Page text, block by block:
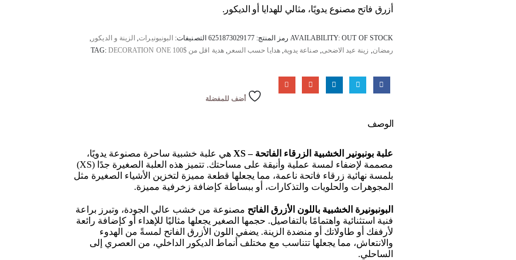
أزرق فاتح مصنوع يدويًا، مثالي للهدايا أو الديكور.
AVAILABILITY:OUT OF STOCK رمز المنتج:6251873029177 التصنيفات: البونبونيرات, الزينة و الديكور ,
رمضان, زينة عيد الاضحى,صناعة يدوية,هدايا حسب السعر,هدية اقل من $100 TAG: DECORATION ONE
أضف للمفضلة
الوصف
علبة بونبونير الخشبية الزرقاء الفاتحة – XS
هي علبة خشبية ساحرة مصنوعة يدويًا،
مصممة لإضفاء لمسة عملية وأنيقة على مساحتك. تتميز هذه العلبة الصغيرة جدًا (XS)
بلمسة نهائية زرقاء فاتحة ناعمة، مما يجعلها قطعة مميزة لتخزين الأشياء الصغيرة مثل
المجوهرات والحلويات والتذكارات، أو ببساطة كإضافة زخرفية مميزة.
البونبونيرة الخشبية باللون الأزرق الفاتح مصنوعة من خشب عالي الجودة، وتبرز براعة
فنية استثنائية واهتمامًا بالتفاصيل. حجمها الصغير يجعلها مثاليًا للإهداء أو كإضافة رائعة
لأرففك أو طاولاتك أو منضدة الزينة. يضفي اللون الأزرق الفاتح لمسةً من الهدوء
والانتعاش، مما يجعلها تتناسب مع مختلف أنماط الديكور الداخلي، من العصري إلى
الساحلي.